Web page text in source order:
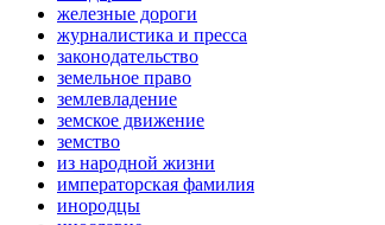
железные дороги
журналистика и пресса
законодательство
земельное право
землевладение
земское движение
земство
из народной жизни
императорская фамилия
инородцы